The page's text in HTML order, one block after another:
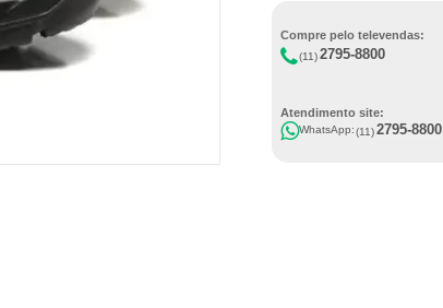
Compre pelo televendas:
(11) 2795-8800
Atendimento site:
WhatsApp:(11) 2795-8800